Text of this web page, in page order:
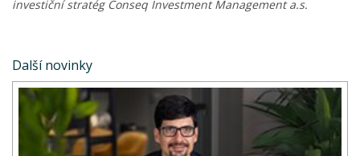
investiční stratég Conseq Investment Management a.s.
Další novinky